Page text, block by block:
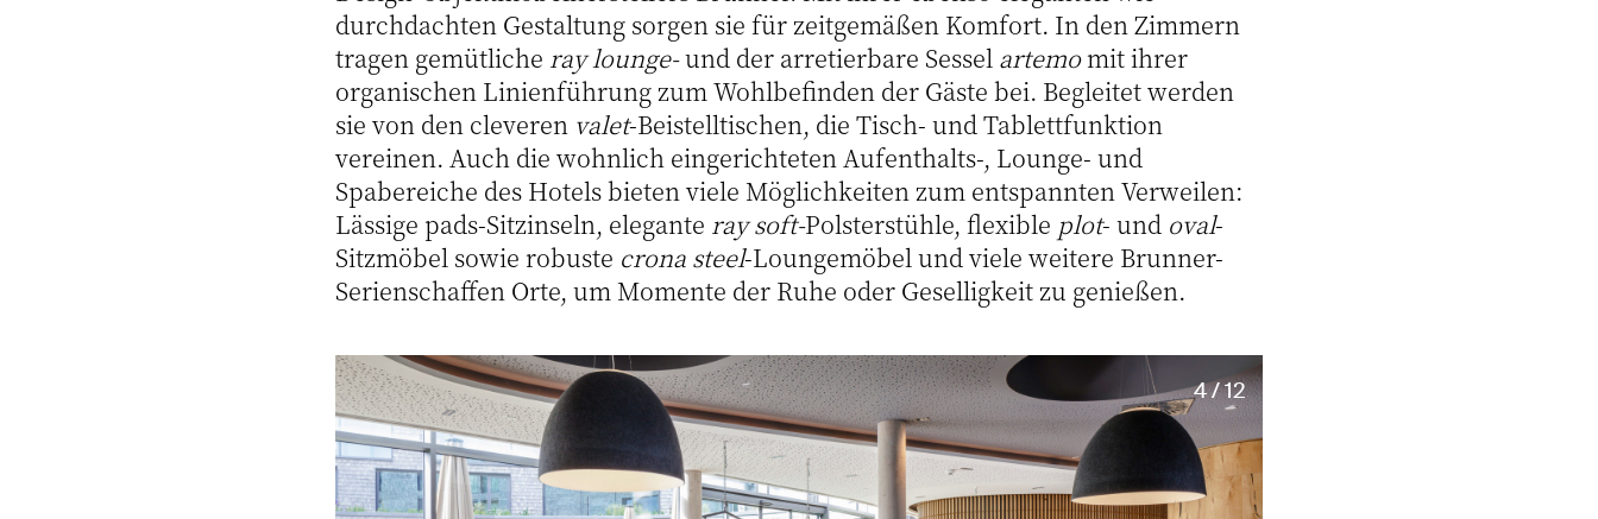
durchdachten Gestaltung sorgen sie für zeitgemäßen Komfort. In den Zimmern
tragen gemütliche ray lounge-und der arretierbare Sessel artemomit ihrer
organischen Linienführung zum Wohlbefinden der Gäste bei. Begleitet werden
sie von den cleveren valet-Beistelltischen, die Tisch- und Tablettfunktion
vereinen. Auch die wohnlich eingerichteten Aufenthalts-, Lounge- und
Spabereiche des Hotels bieten viele Möglichkeiten zum entspannten Verweilen:
Lässige pads-Sitzinseln, elegante ray soft-Polsterstühle, flexible plot- und oval-
Sitzmöbel sowie robuste crona steel-Loungemöbel und viele weitere Brunner-
Serienschaffen Orte, um Momente der Ruhe oder Geselligkeit zu genießen.
4 / 12